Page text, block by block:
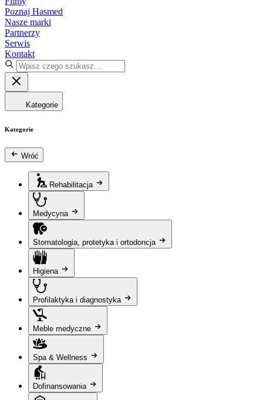
Poznaj Hasmed
Nasze marki
Partnerzy
Serwis
Kontakt
Kategorie
Kategorie
Wróć
Rehabilitacja
Medycyna
Stomatologia, protetyka i ortodoncja
Higiena
Profilaktyka i diagnostyka
Meble medyczne
Spa & Wellness
Dofinansowania